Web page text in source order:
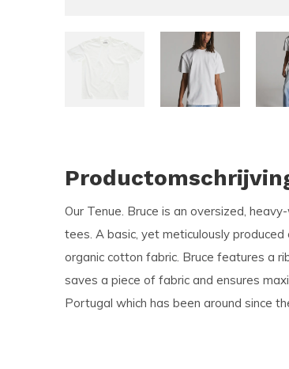
Our Tenue. Bruce is an oversized,
tees. A basic, yet meticulously
organic cotton fabric. Bruce features a
saves a piece of fabric and ensures
Portugal which has been around since